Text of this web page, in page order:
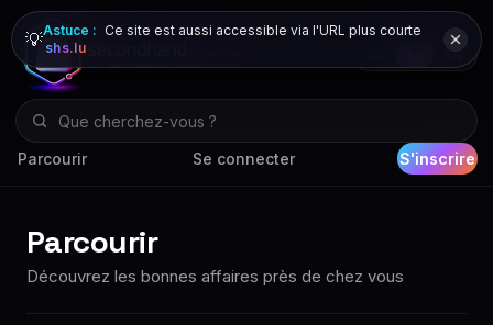
Parcourir Se connecter S'inscrire
💡Astuce : Ce site est aussi accessible via l'URL plus courte
shs.lu
Parcourir
Découvrez les bonnes affaires près de chez vous